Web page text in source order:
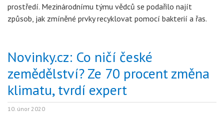
prostředí. Mezinárodnímu týmu vědců se podařilo najít
způsob, jak zmíněné prvky recyklovat pomocí bakterií a řas.
Novinky.cz: Co ničí české
zemědělství? Ze 70 procent změna
klimatu, tvrdí expert
10. únor 2020